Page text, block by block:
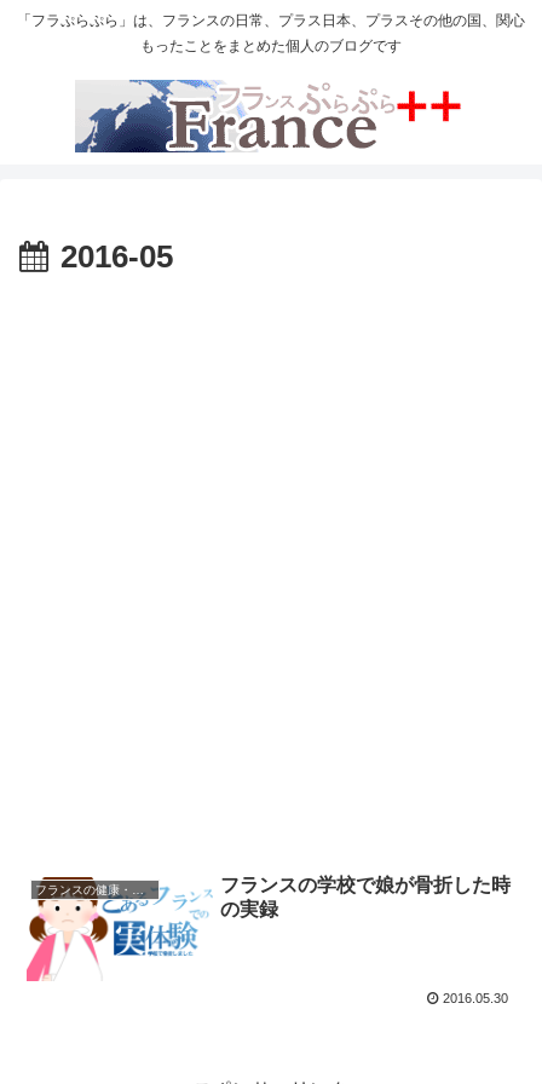
「フラぷらぷら」は、フランスの日常、プラス日本、プラスその他の国、関心
もったことをまとめた個人のブログです
2016-05
フランスの健康・医療
フランスの学校で娘が骨折した時
の実録
2016.05.30